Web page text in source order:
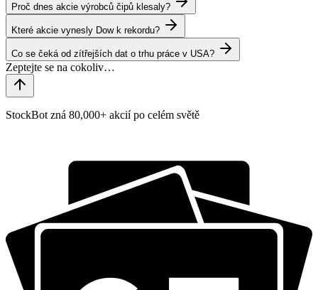
Proč dnes akcie výrobců čipů klesaly?
Které akcie vynesly Dow k rekordu?
Co se čeká od zítřejších dat o trhu práce v USA?
StockBot zná 80,000+ akcií po celém světě